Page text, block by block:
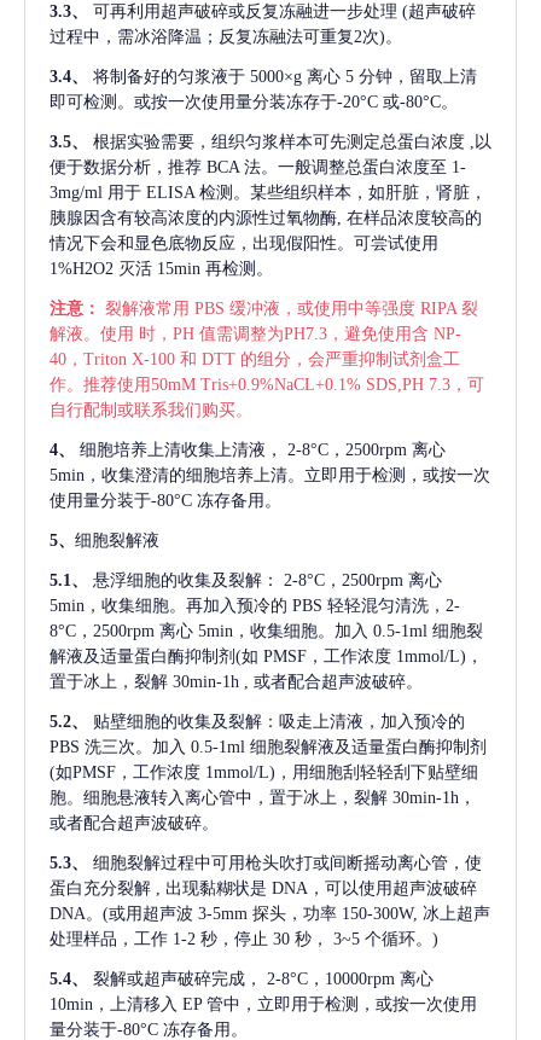
3.3、 可再利用超声破碎或反复冻融进一步处理 (超声破碎
过程中，需冰浴降温；反复冻融法可重复2次)。
3.4、 将制备好的匀浆液于 5000×g 离心 5 分钟，留取上清
即可检测。或按一次使用量分装冻存于-20°C 或-80°C。
3.5、 根据实验需要，组织匀浆样本可先测定总蛋白浓度
,以
便于数据分析，推荐 BCA 法。一般调整总蛋白浓度至 1-
3mg/ml 用于 ELISA 检测。某些组织样本，如肝脏，肾脏，
胰腺因含有较高浓度的内源性过氧物酶, 在样品浓度较高的
情况下会和显色底物反应，出现假阳性。可尝试使用
1%H2O2 灭活 15min 再检测。
注意： 裂解液常用 PBS 缓冲液，或使用中等强度 RIPA 裂
解液。使用 时，PH 值需调整为PH7.3，避免使用含 NP-
40，Triton X-100 和 DTT 的组分，会严重抑制试剂盒工
作。推荐使用50mM Tris+0.9%NaCL+0.1% SDS,PH 7.3，可
自行配制或联系我们购买。
4、 细胞培养上清收集上清液，
2-8°C，2500rpm 离心
5min，收集澄清的细胞培养上清。立即用于检测，或按一次
使用量分装于-80°C 冻存备用。
5、 细胞裂解液
5.1、 悬浮细胞的收集及裂解：
2-8°C，2500rpm 离心
5min，收集细胞。再加入预冷的 PBS 轻轻混匀清洗，2-
8°C，2500rpm 离心 5min，收集细胞。加入 0.5-1ml 细胞裂
解液及适量蛋白酶抑制剂(如 PMSF，工作浓度 1mmol/L)，
置于冰上，裂解 30min-1h , 或者配合超声波破碎。
5.2、
贴壁细胞的收集及裂解：吸走上清液，加入预冷的
PBS 洗三次。加入 0.5-1ml 细胞裂解液及适量蛋白酶抑制剂
(如PMSF，工作浓度 1mmol/L)，用细胞刮轻轻刮下贴壁细
胞。细胞悬液转入离心管中，置于冰上，裂解 30min-1h，
或者配合超声波破碎。
5.3、
细胞裂解过程中可用枪头吹打或间断摇动离心管，使
蛋白充分裂解
, 出现黏糊状是 DNA，可以使用超声波破碎
DNA。(或用超声波 3-5mm 探头，功率 150-300W, 冰上超声
处理样品，工作 1-2 秒，停止 30 秒， 3~5 个循环。)
5.4、 裂解或超声破碎完成，
2-8°C，10000rpm 离心
10min，上清移入 EP 管中，立即用于检测，或按一次使用
量分装于-80°C 冻存备用。